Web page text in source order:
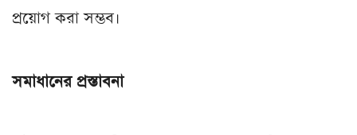
প্রয়োগ করা সম্ভব।
সমাধানের প্রস্তাবনা